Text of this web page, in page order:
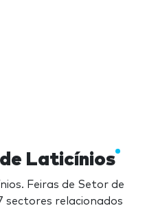
Laticínios
Feiras de Setor de
sectores relacionados